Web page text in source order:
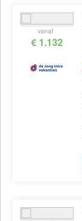
vanaf
€ 1.132